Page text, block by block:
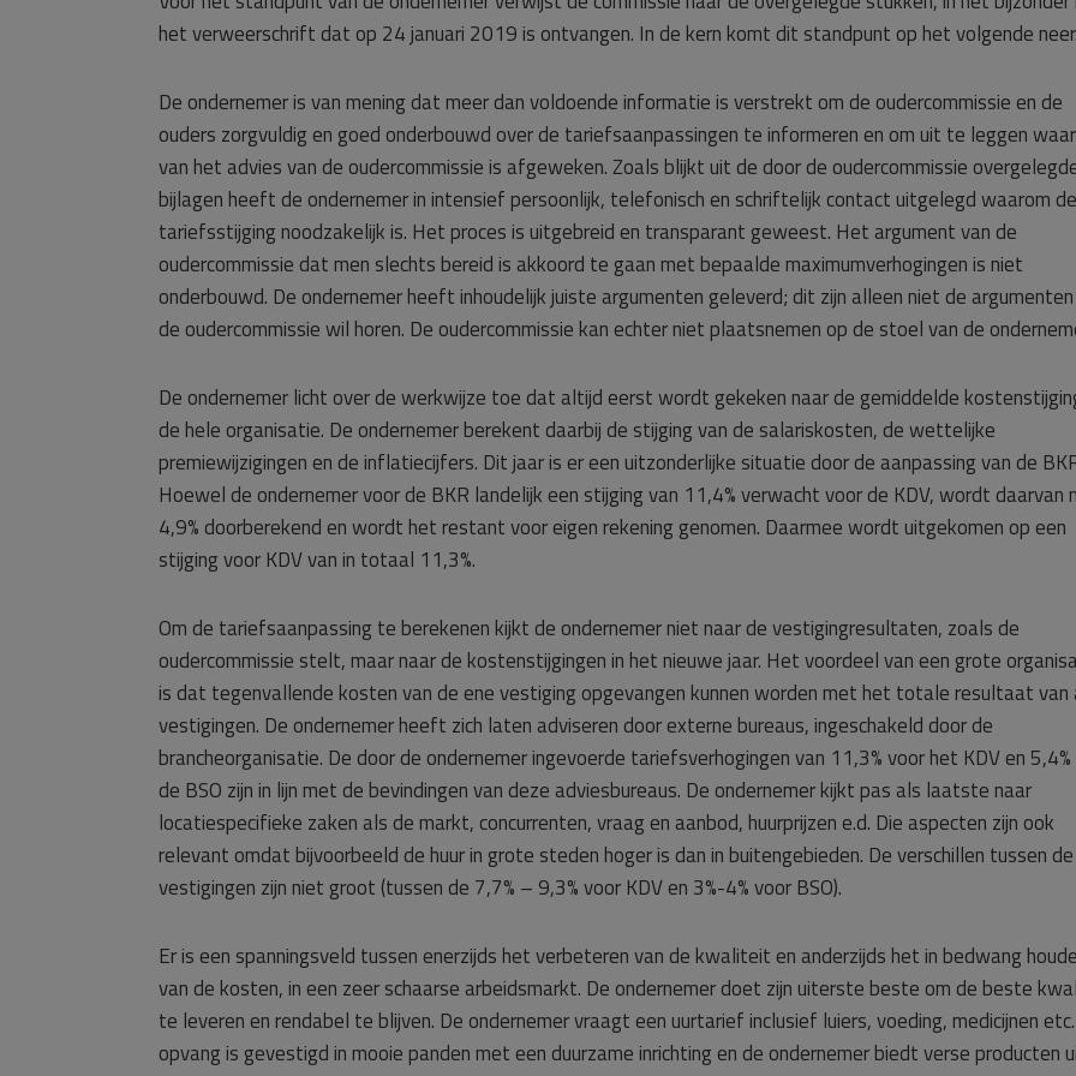
het verweerschrift dat op 24 januari 2019 is ontvangen. In de kern komt dit standpunt op het volgende neer.
De ondernemer is van mening dat meer dan voldoende informatie is verstrekt om de oudercommissie en de
ouders zorgvuldig en goed onderbouwd over de tariefsaanpassingen te informeren en om uit te leggen
van het advies van de oudercommissie is afgeweken. Zoals blijkt uit de door de oudercommissie
bijlagen heeft de ondernemer in intensief persoonlijk, telefonisch en schriftelijk contact uitgelegd waarom de
tariefsstijging noodzakelijk is. Het proces is uitgebreid en transparant geweest. Het argument van de
oudercommissie dat men slechts bereid is akkoord te gaan met bepaalde maximumverhogingen is niet
onderbouwd. De ondernemer heeft inhoudelijk juiste argumenten geleverd; dit zijn alleen niet de
de oudercommissie wil horen. De oudercommissie kan echter niet plaatsnemen op de stoel van de
De ondernemer licht over de werkwijze toe dat altijd eerst wordt gekeken naar de gemiddelde
de hele organisatie. De ondernemer berekent daarbij de stijging van de salariskosten, de wettelijke
premiewijzigingen en de inflatiecijfers. Dit jaar is er een uitzonderlijke situatie door de aanpassing van de
Hoewel de ondernemer voor de BKR landelijk een stijging van 11,4% verwacht voor de KDV, wordt daarvan
4,9% doorberekend en wordt het restant voor eigen rekening genomen. Daarmee wordt uitgekomen op een
stijging voor KDV van in totaal 11,3%.
Om de tariefsaanpassing te berekenen kijkt de ondernemer niet naar de vestigingresultaten, zoals de
oudercommissie stelt, maar naar de kostenstijgingen in het nieuwe jaar. Het voordeel van een grote
is dat tegenvallende kosten van de ene vestiging opgevangen kunnen worden met het totale resultaat van
vestigingen. De ondernemer heeft zich laten adviseren door externe bureaus, ingeschakeld door de
brancheorganisatie. De door de ondernemer ingevoerde tariefsverhogingen van 11,3% voor het KDV en
de BSO zijn in lijn met de bevindingen van deze adviesbureaus. De ondernemer kijkt pas als laatste naar
locatiespecifieke zaken als de markt, concurrenten, vraag en aanbod, huurprijzen e.d. Die aspecten zijn ook
relevant omdat bijvoorbeeld de huur in grote steden hoger is dan in buitengebieden. De verschillen tussen de
vestigingen zijn niet groot (tussen de 7,7% – 9,3% voor KDV en 3%-4% voor BSO).
Er is een spanningsveld tussen enerzijds het verbeteren van de kwaliteit en anderzijds het in bedwang
van de kosten, in een zeer schaarse arbeidsmarkt. De ondernemer doet zijn uiterste beste om de beste
te leveren en rendabel te blijven. De ondernemer vraagt een uurtarief inclusief luiers, voeding, medicijnen
opvang is gevestigd in mooie panden met een duurzame inrichting en de ondernemer biedt verse producten